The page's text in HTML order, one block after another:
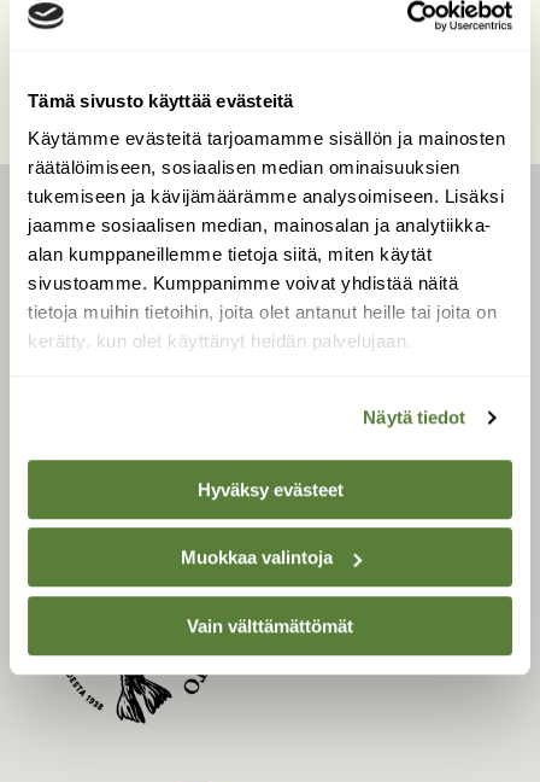
Tämä sivusto käyttää evästeitä
Käytämme evästeitä tarjoamamme sisällön ja mainosten
räätälöimiseen, sosiaalisen median ominaisuuksien
tukemiseen ja kävijämäärämme analysoimiseen. Lisäksi
jaamme sosiaalisen median, mainosalan ja analytiikka-
alan kumppaneillemme tietoja siitä, miten käytät
sivustoamme. Kumppanimme voivat yhdistää näitä
tietoja muihin tietoihin, joita olet antanut heille tai joita on
kerätty, kun olet käyttänyt heidän palvelujaan.
Näytä tiedot
Hyväksy evästeet
Muokkaa valintoja
Vain välttämättömät
LEHTI
Uusin lehti
Tilaa Suomen Luonto
Tilaa digilukuoikeus
Tilaa uutiskirje
SUOMEN LUONNON­
SUOJELU­LIITTO
Suomen Luonto -lehden
kustantaja on
luonnonsuojelu­liitto